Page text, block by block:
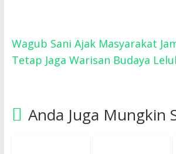
Wagub Sani Ajak Masyarakat
Tetap Jaga Warisan Budaya
Anda Juga Mungkin